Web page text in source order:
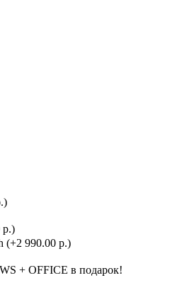
р.)
(+2 990.00 р.)
+ OFFICE в подарок!